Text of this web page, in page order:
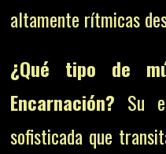
altamente rítmicas
¿Qué tipo de
Encarnación? Su
sofisticada que